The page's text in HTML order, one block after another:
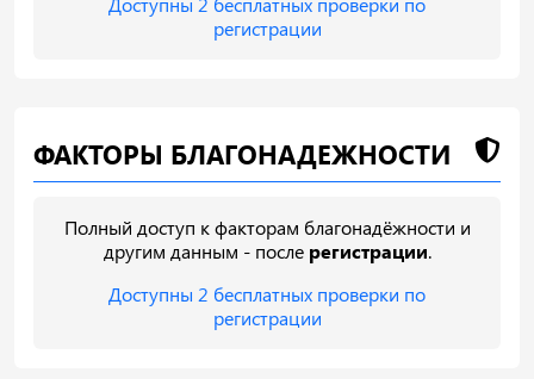
регистрации
ФАКТОРЫ БЛАГОНАДЕЖНОСТИ
Полный доступ к факторам благонадёжности и
другим данным - после регистрации.
Доступны 2 бесплатных проверки по
регистрации